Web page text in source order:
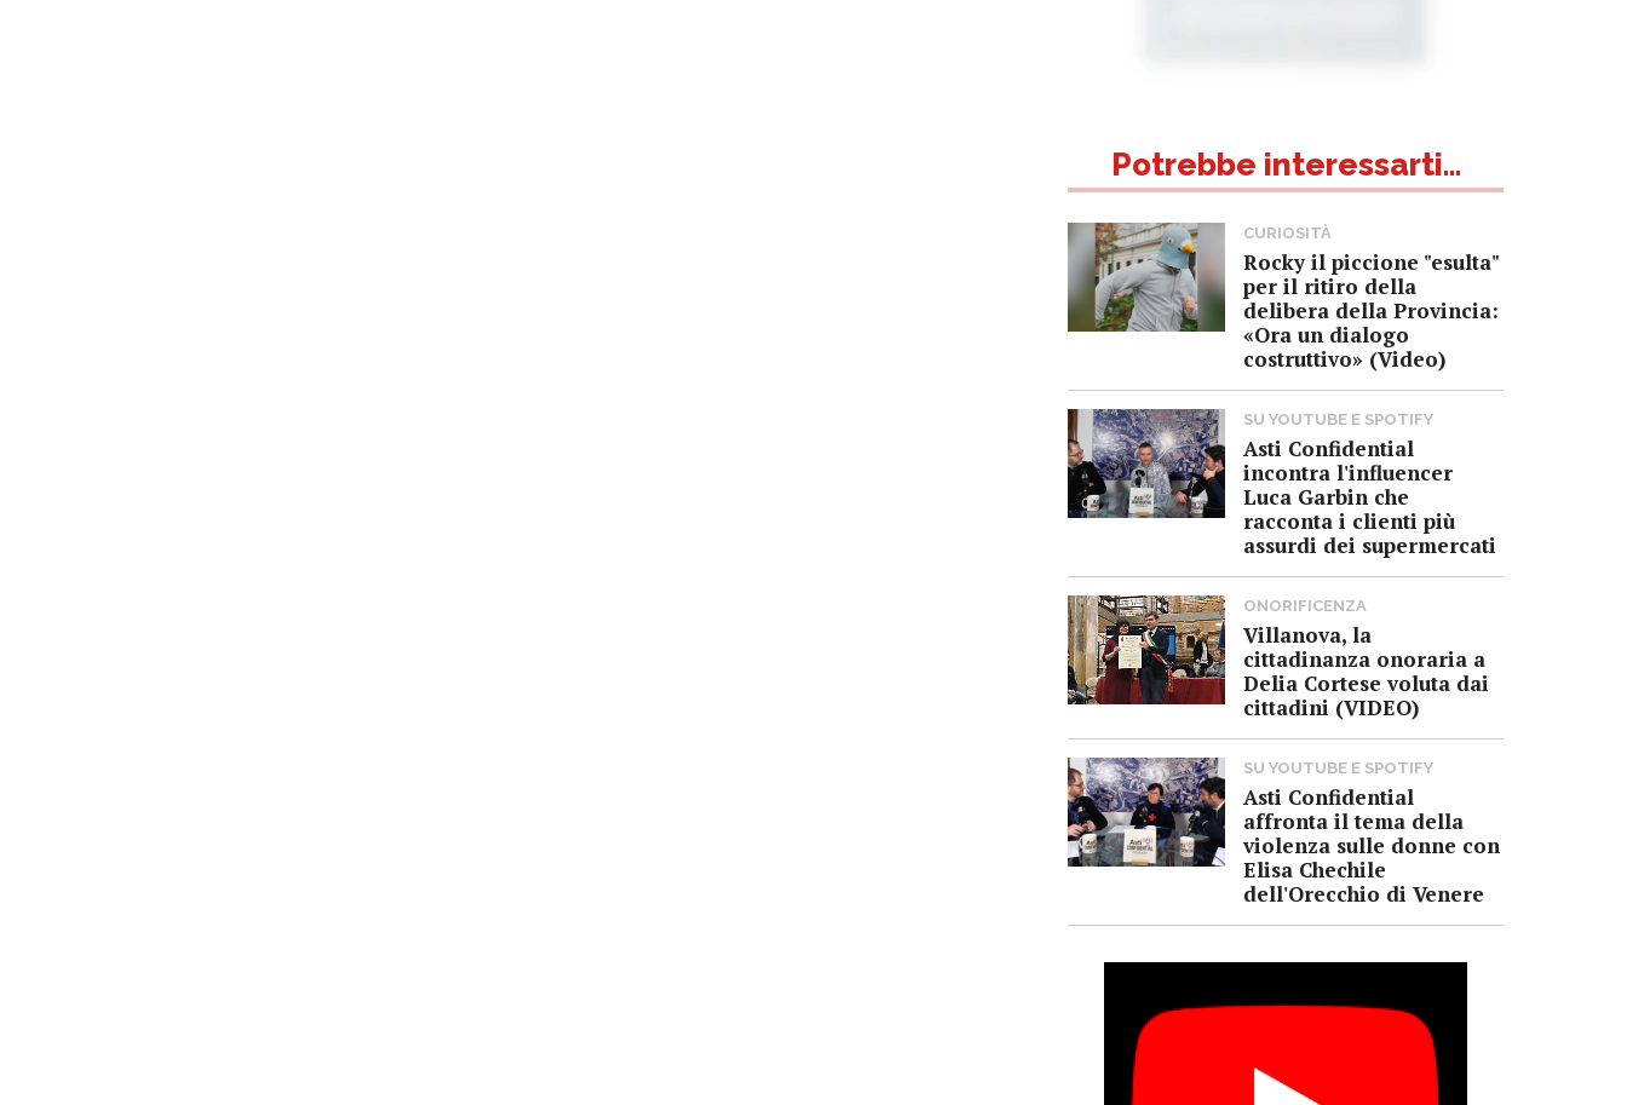
Potrebbe interessarti...
CURIOSITÀ
Rocky il piccione "esulta"
per il ritiro della
delibera della Provincia:
«Ora un dialogo
costruttivo» (Video)
SU YOUTUBE E SPOTIFY
Asti Confidential
incontra l'influencer
Luca Garbin che
racconta i clienti più
assurdi dei supermercati
ONORIFICENZA
Villanova, la
cittadinanza onoraria a
Delia Cortese voluta dai
cittadini (VIDEO)
SU YOUTUBE E SPOTIFY
Asti Confidential
affronta il tema della
violenza sulle donne con
Elisa Chechile
dell'Orecchio di Venere